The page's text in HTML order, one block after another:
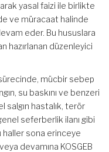
yasal faizi ile birlikte
ve müracaat halinde
eder. Bu hususlara
hazırlanan düzenleyici
mücbir sebep
su baskını ve benzeri
salgın hastalık, terör
seferberlik ilanı gibi
haller sona erinceye
devamına KOSGEB